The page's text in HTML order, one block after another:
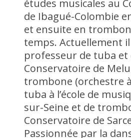
études musicales au
de Ibagué-Colombie
et ensuite en
temps. Actuellement
professeur de tuba et
Conservatoire de
trombone (orchestre à
tuba à l’école de
sur-Seine et de
Conservatoire de
Passionnée par la